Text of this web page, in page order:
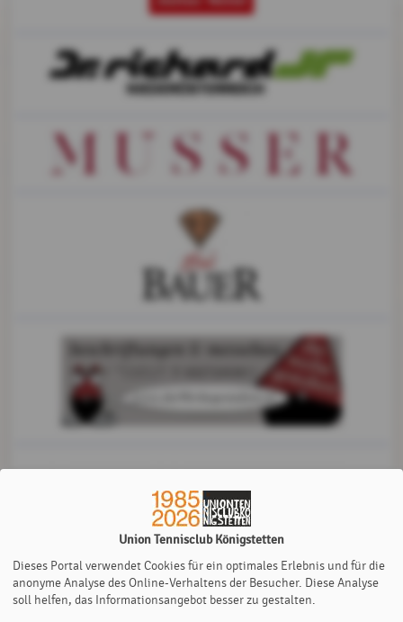
Union Tennisclub Königstetten
Dieses Portal verwendet Cookies für ein optimales Erlebnis und für die
anonyme Analyse des Online-Verhaltens der Besucher. Diese Analyse
soll helfen, das Informationsangebot besser zu gestalten.